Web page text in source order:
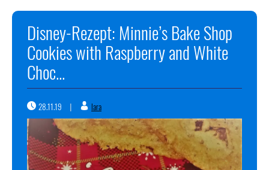
Disney-Rezept: Minnie’s Bake Shop
Cookies with Raspberry and White
Choc...
28.11.19 lara